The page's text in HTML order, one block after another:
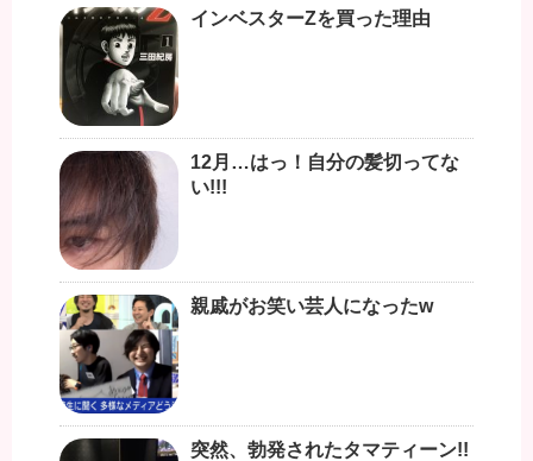
インベスターZを買った理由
12月…はっ！自分の髪切ってな
い!!!
親戚がお笑い芸人になったw
突然、勃発されたタマティーン!!